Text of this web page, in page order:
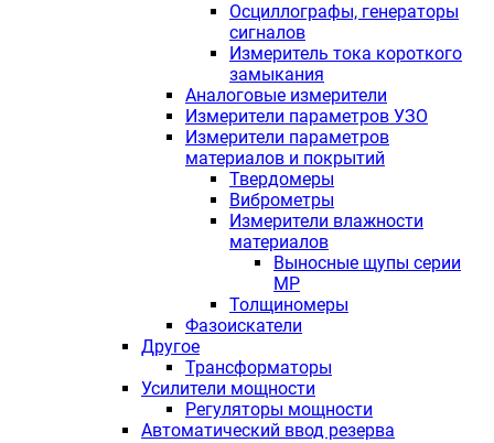
Осциллографы, генераторы
сигналов
Измеритель тока короткого
замыкания
Аналоговые измерители
Измерители параметров УЗО
Измерители параметров
материалов и покрытий
Твердомеры
Виброметры
Измерители влажности
материалов
Выносные щупы серии
МР
Толщиномеры
Фазоискатели
Другое
Трансформаторы
Усилители мощности
Регуляторы мощности
Автоматический ввод резерва